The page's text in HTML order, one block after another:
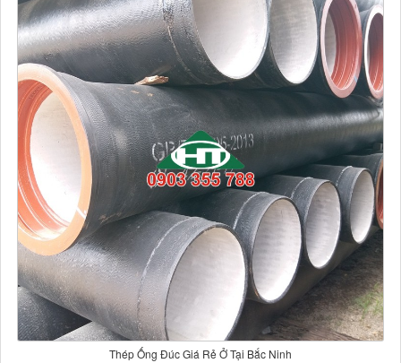
Thép Ống Đúc Giá Rẻ Ở Tại Bắc Ninh